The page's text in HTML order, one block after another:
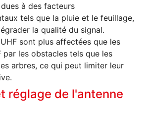
à des facteurs
tels que la pluie et le feuillage,
la qualité du signal.
sont plus affectées que les
par les obstacles tels que les
arbres, ce qui peut limiter leur
réglage de l'antenne